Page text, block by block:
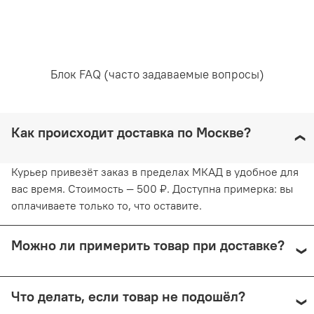
Блок FAQ (часто задаваемые вопросы)
Как происходит доставка по Москве?
Курьер привезёт заказ в пределах МКАД в удобное для
вас время. Стоимость — 500 ₽. Доступна примерка: вы
оплачиваете только то, что оставите.
Можно ли примерить товар при доставке?
СДЭК с примеркой. Первые 15 минут — бесплатно.
Что делать, если товар не подошёл?